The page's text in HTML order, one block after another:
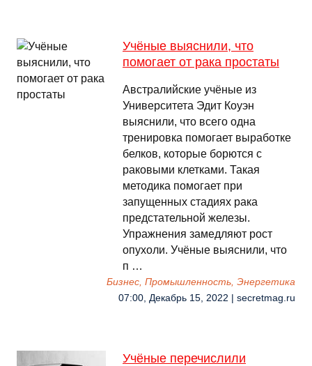
Учёные выяснили, что
помогает от рака простаты
Австралийские учёные из
Университета Эдит Коуэн
выяснили, что всего одна
тренировка помогает выработке
белков, которые борются с
раковыми клетками. Такая
методика помогает при
запущенных стадиях рака
предстательной железы.
Упражнения замедляют рост
опухоли. Учёные выяснили, что
п …
Бизнес, Промышленность, Энергетика
07:00, Декабрь 15, 2022 | secretmag.ru
Учёные перечислили